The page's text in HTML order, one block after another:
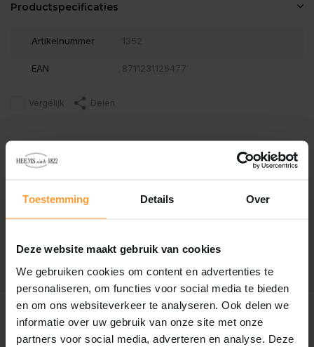
Toestemming Details Over
Deze website maakt gebruik van cookies
We gebruiken cookies om content en advertenties te
personaliseren, om functies voor social media te bieden
en om ons websiteverkeer te analyseren. Ook delen we
informatie over uw gebruik van onze site met onze
partners voor social media, adverteren en analyse. Deze
Productspecificaties
Artikelnummer 1352
EAN 8711231126477
Vergelijk Delen
Reviews
Er zijn nog geen reviews geschreven over dit product..
Schrijf je eigen review
Recent bekeken